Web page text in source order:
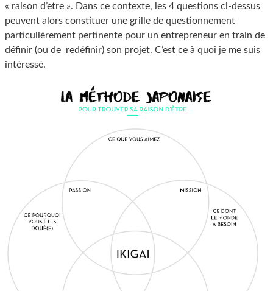
« raison d’etre ». Dans ce contexte, les 4 questions ci-dessus
peuvent alors constituer une grille de questionnement
particulièrement pertinente pour un entrepreneur en train de
définir (ou de redéfinir) son projet. C’est ce à quoi je me suis
intéressé.